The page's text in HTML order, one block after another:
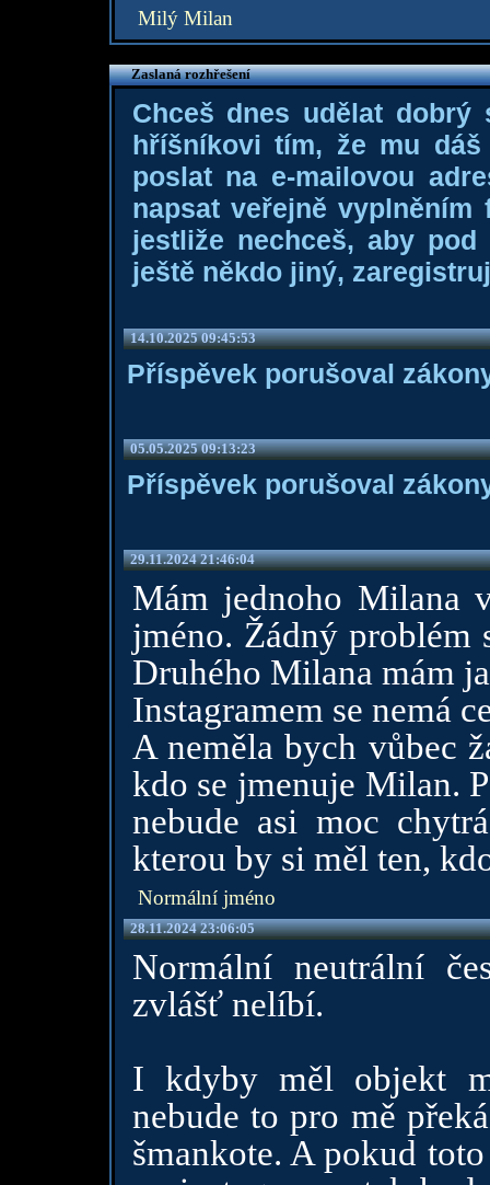
Milý Milan
Zaslaná rozhřešení
Chceš dnes udělat dobrý
hříšníkovi tím, že mu
poslat na e-mailovou
napsat veřejně
jestliže nechceš, aby
ještě někdo jiný,
14.10.2025 09:45:53
Příspěvek porušoval
05.05.2025 09:13:23
Příspěvek porušoval
29.11.2024 21:46:04
Mám jednoho Milana
jméno. Žádný problém
Druhého Milana mám
Instagramem se nemá
A neměla bych vůbec
kdo se jmenuje Milan.
nebude asi moc
kterou by si měl ten,
Normální jméno
28.11.2024 23:06:05
Normální neutrální
zvlášť nelíbí.
I kdyby měl objekt
nebude to pro mě
šmankote. A pokud